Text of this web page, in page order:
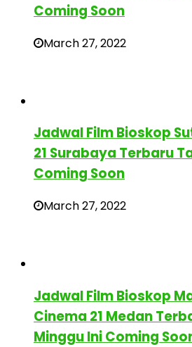
Coming Soon
March 27, 2022
Jadwal Film Bioskop
21 Surabaya Terbaru
Coming Soon
March 27, 2022
Jadwal Film Bioskop
Cinema 21 Medan
Minggu Ini Coming